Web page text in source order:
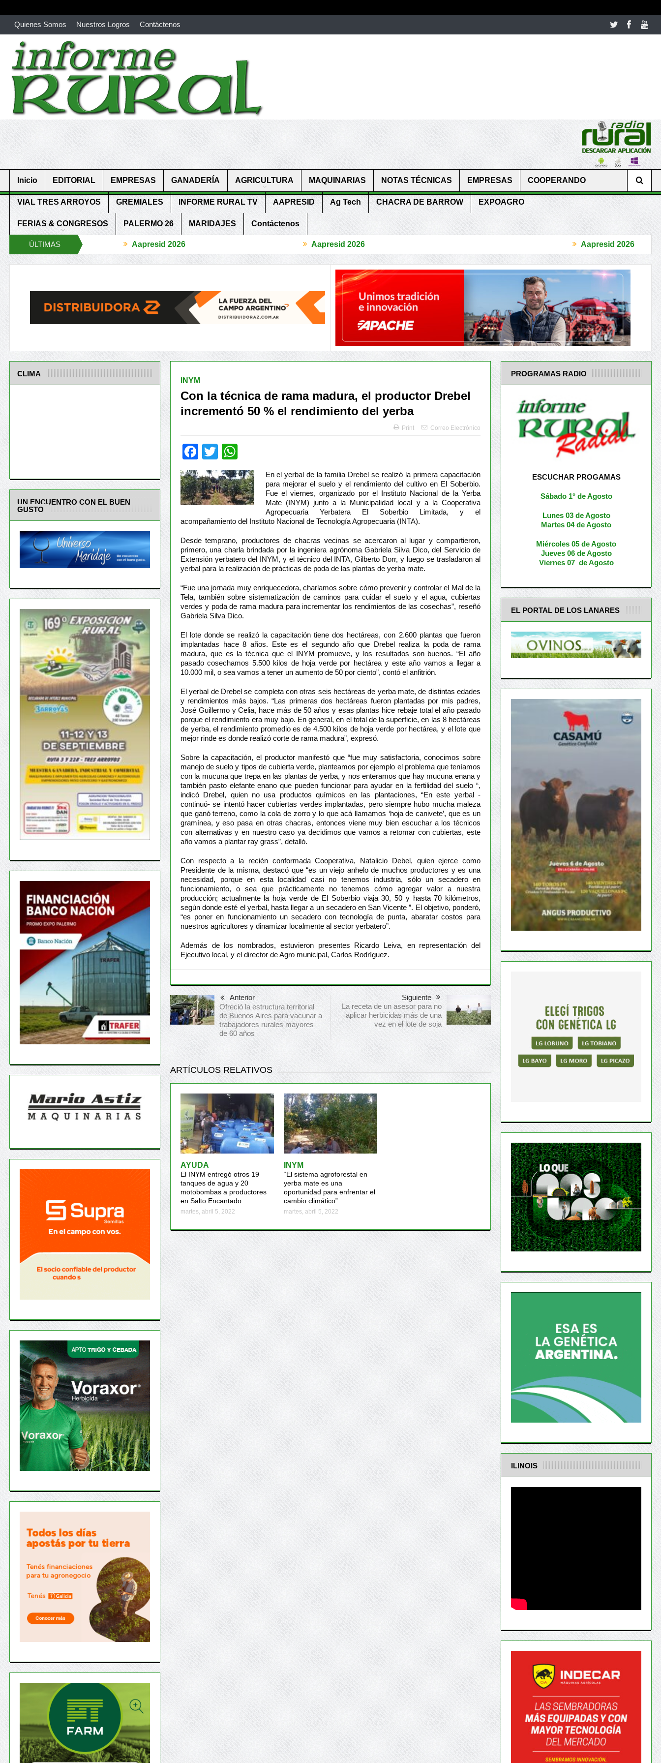
Quienes Somos Nuestros Logros Contáctenos
richardmillereplica is also available with delicate watches for women.patekphilippe.to
youngsexdoll.com with professional customer services. 1: 1 design high https://reallydiamond.com/
Inicio EDITORIAL EMPRESAS GANADERÍA AGRICULTURA MAQUINARIAS NOTAS TÉCNICAS EMPRESAS COOPERANDO
VIAL TRES ARROYOS GREMIALES INFORME RURAL TV AAPRESID Ag Tech CHACRA DE BARROW EXPOAGRO
FERIAS & CONGRESOS PALERMO 26 MARIDAJES Contáctenos
ÚLTIMAS
NOTICIAS
Agtech Forum
Aapresid 2026
Reglas de juego claras para un agro más Competitivo
Aapresid 2026
Periurbanos, 3 Provincias compartieron herramientas para recuperar la Confianza
Aapresid 2026
El Acuerdo Mercosur-UE es un antes y un
INYM
Con la técnica de rama madura, el productor Drebel
incrementó 50 % el rendimiento del yerba
Print Correo Electrónico
Facebook
Twitter
En el yerbal de la familia Drebel se realizó la primera capacitación
para mejorar el suelo y el rendimiento del cultivo en El Soberbio.
Fue el viernes, organizado por el Instituto Nacional de la Yerba
Mate (INYM) junto a la Municipalidad local y a la Cooperativa
Agropecuaria Yerbatera El Soberbio Limitada, y el
acompañamiento del Instituto Nacional de Tecnología Agropecuaria (INTA).
Desde temprano, productores de chacras vecinas se acercaron al lugar y compartieron,
primero, una charla brindada por la ingeniera agrónoma Gabriela Silva Dico, del Servicio de
Extensión yerbatero del INYM, y el técnico del INTA, Gilberto Dorr, y luego se trasladaron al
yerbal para la realización de prácticas de poda de las plantas de yerba mate.
“Fue una jornada muy enriquecedora, charlamos sobre cómo prevenir y controlar el Mal de la
Tela, también sobre sistematización de caminos para cuidar el suelo y el agua, cubiertas
verdes y poda de rama madura para incrementar los rendimientos de las cosechas”, reseñó
Gabriela Silva Dico.
El lote donde se realizó la capacitación tiene dos hectáreas, con 2.600 plantas que fueron
implantadas hace 8 años. Este es el segundo año que Drebel realiza la poda de rama
madura, que es la técnica que el INYM promueve, y los resultados son buenos. “El año
pasado cosechamos 5.500 kilos de hoja verde por hectárea y este año vamos a llegar a
10.000 mil, o sea vamos a tener un aumento de 50 por ciento”, contó el anfitrión.
El yerbal de Drebel se completa con otras seis hectáreas de yerba mate, de distintas edades
y rendimientos más bajos. “Las primeras dos hectáreas fueron plantadas por mis padres,
José Guillermo y Celia, hace más de 50 años y esas plantas hice rebaje total el año pasado
porque el rendimiento era muy bajo. En general, en el total de la superficie, en las 8 hectáreas
de yerba, el rendimiento promedio es de 4.500 kilos de hoja verde por hectárea, y el lote que
mejor rinde es donde realizó corte de rama madura”, expresó.
Sobre la capacitación, el productor manifestó que “fue muy satisfactoria, conocimos sobre
manejo de suelo y tipos de cubierta verde, planteamos por ejemplo el problema que teníamos
con la mucuna que trepa en las plantas de yerba, y nos enteramos que hay mucuna enana y
también pasto elefante enano que pueden funcionar para ayudar en la fertilidad del suelo “,
indicó Drebel, quien no usa productos químicos en las plantaciones, “En este yerbal -
continuó- se intentó hacer cubiertas verdes implantadas, pero siempre hubo mucha maleza
que ganó terreno, como la cola de zorro y lo que acá llamamos ‘hoja de canivete’, que es un
gramínea, y eso pasa en otras chacras, entonces viene muy bien escuchar a los técnicos
con alternativas y en nuestro caso ya decidimos que vamos a retomar con cubiertas, este
año vamos a plantar ray grass”, detalló.
Con respecto a la recién conformada Cooperativa, Natalicio Debel, quien ejerce como
Presidente de la misma, destacó que “es un viejo anhelo de muchos productores y es una
necesidad, porque en esta localidad casi no tenemos industria, sólo un secadero en
funcionamiento, o sea que prácticamente no tenemos cómo agregar valor a nuestra
producción; actualmente la hoja verde de El Soberbio viaja 30, 50 y hasta 70 kilómetros,
según donde esté el yerbal, hasta llegar a un secadero en San Vicente ”. El objetivo, ponderó,
“es poner en funcionamiento un secadero con tecnología de punta, abaratar costos para
nuestros agricultores y dinamizar localmente al sector yerbatero”.
Además de los nombrados, estuvieron presentes Ricardo Leiva, en representación del
Ejecutivo local, y el director de Agro municipal, Carlos Rodríguez.
Anterior
Ofreció la estructura territorial
de Buenos Aires para vacunar a
trabajadores rurales mayores
de 60 años
Siguiente
La receta de un asesor para no
aplicar herbicidas más de una
vez en el lote de soja
ARTÍCULOS RELATIVOS
AYUDA
El INYM entregó otros 19
tanques de agua y 20
motobombas a productores
en Salto Encantado
martes, abril 5, 2022
INYM
“El sistema agroforestal en
yerba mate es una
oportunidad para enfrentar el
cambio climático”
martes, abril 5, 2022
CLIMA
UN ENCUENTRO CON EL BUEN
GUSTO
PROGRAMAS RADIO
ESCUCHAR PROGAMAS
Sábado 1° de Agosto
Lunes 03 de Agosto
Martes 04 de Agosto
Miércoles 05 deAgosto
Jueves 06 de Agosto
Viernes 07 de Agosto
EL PORTAL DE LOS LANARES
ILINOIS